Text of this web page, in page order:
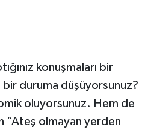
konuşmaları bir
bir duruma düşüyorsunuz?
oluyorsunuz. Hem de
“Ateş olmayan yerden